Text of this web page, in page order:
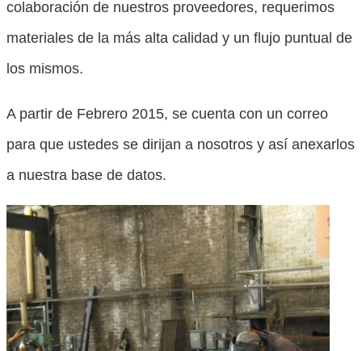
colaboración de nuestros proveedores, requerimos
materiales de la más alta calidad y un flujo puntual de
los mismos.
A partir de Febrero 2015, se cuenta con un correo
para que ustedes se dirijan a nosotros y así anexarlos
a nuestra base de datos.